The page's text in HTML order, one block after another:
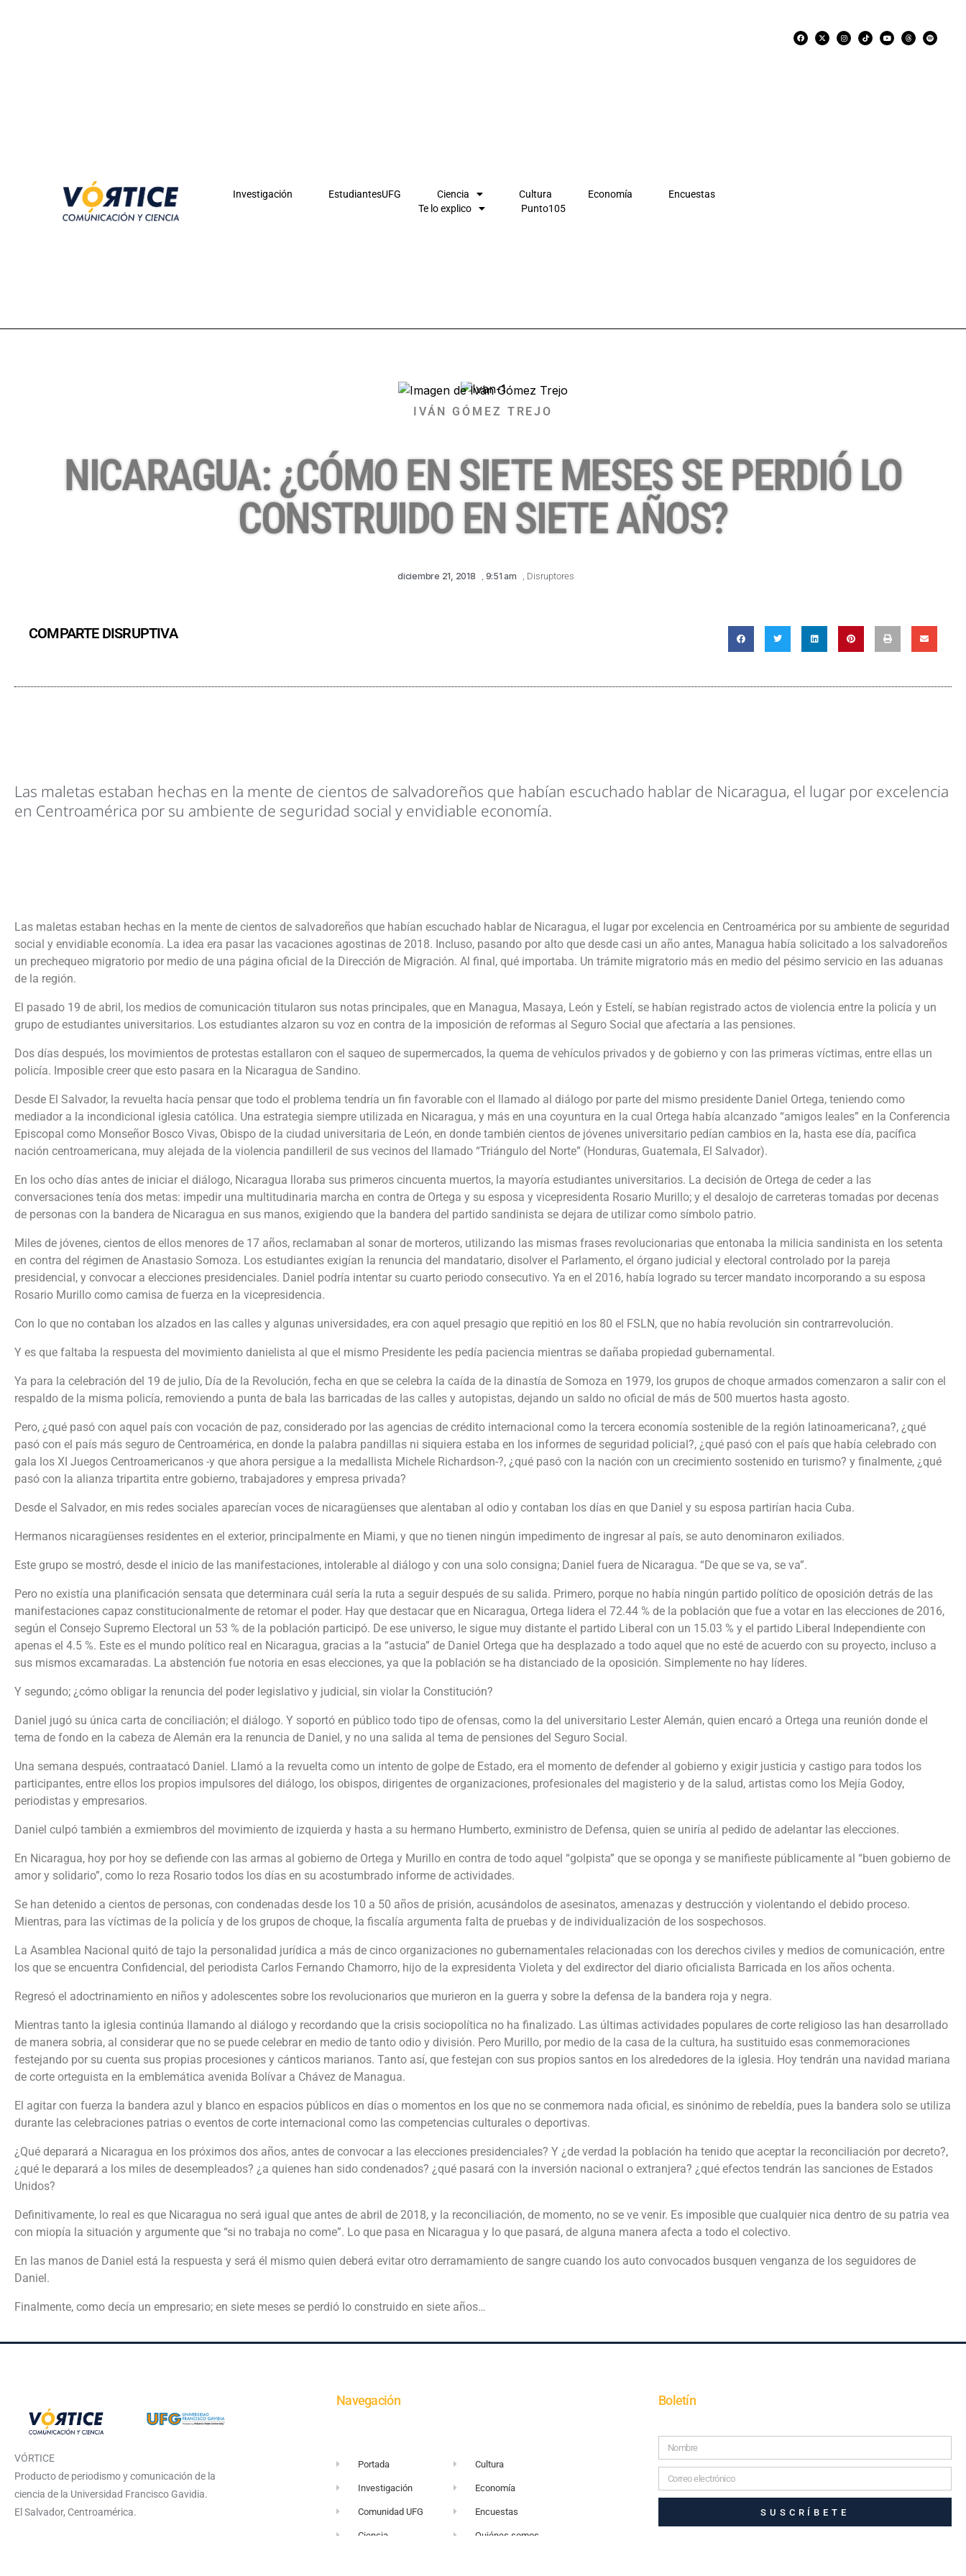
Investigación EstudiantesUFG Ciencia Cultura Economía
Encuestas
Te lo explico
Punto105
IVÁN GÓMEZ TREJO
NICARAGUA: ¿CÓMO EN SIETE MESES SE PERDIÓ LO
CONSTRUIDO EN SIETE AÑOS?
diciembre 21, 2018 , 9:51 am , Disruptores
COMPARTE DISRUPTIVA
Las maletas estaban hechas en la mente de cientos de salvadoreños que habían escuchado hablar de Nicaragua, el lugar por excelencia
en Centroamérica por su ambiente de seguridad social y envidiable economía.
Las maletas estaban hechas en la mente de cientos de salvadoreños que habían escuchado hablar de Nicaragua, el lugar por excelencia en Centroamérica por su ambiente de seguridad
social y envidiable economía. La idea era pasar las vacaciones agostinas de 2018. Incluso, pasando por alto que desde casi un año antes, Managua había solicitado a los salvadoreños
un prechequeo migratorio por medio de una página oficial de la Dirección de Migración. Al final, qué importaba. Un trámite migratorio más en medio del pésimo servicio en las aduanas
de la región.
El pasado 19 de abril, los medios de comunicación titularon sus notas principales, que en Managua, Masaya, León y Estelí, se habían registrado actos de violencia entre la policía y un
grupo de estudiantes universitarios. Los estudiantes alzaron su voz en contra de la imposición de reformas al Seguro Social que afectaría a las pensiones.
Dos días después, los movimientos de protestas estallaron con el saqueo de supermercados, la quema de vehículos privados y de gobierno y con las primeras víctimas, entre ellas un
policía. Imposible creer que esto pasara en la Nicaragua de Sandino.
Desde El Salvador, la revuelta hacía pensar que todo el problema tendría un fin favorable con el llamado al diálogo por parte del mismo presidente Daniel Ortega, teniendo como
mediador a la incondicional iglesia católica. Una estrategia siempre utilizada en Nicaragua, y más en una coyuntura en la cual Ortega había alcanzado “amigos leales” en la Conferencia
Episcopal como Monseñor Bosco Vivas, Obispo de la ciudad universitaria de León, en donde también cientos de jóvenes universitario pedían cambios en la, hasta ese día, pacífica
nación centroamericana, muy alejada de la violencia pandilleril de sus vecinos del llamado “Triángulo del Norte” (Honduras, Guatemala, El Salvador).
En los ocho días antes de iniciar el diálogo, Nicaragua lloraba sus primeros cincuenta muertos, la mayoría estudiantes universitarios. La decisión de Ortega de ceder a las
conversaciones tenía dos metas: impedir una multitudinaria marcha en contra de Ortega y su esposa y vicepresidenta Rosario Murillo; y el desalojo de carreteras tomadas por decenas
de personas con la bandera de Nicaragua en sus manos, exigiendo que la bandera del partido sandinista se dejara de utilizar como símbolo patrio.
Miles de jóvenes, cientos de ellos menores de 17 años, reclamaban al sonar de morteros, utilizando las mismas frases revolucionarias que entonaba la milicia sandinista en los setenta
en contra del régimen de Anastasio Somoza. Los estudiantes exigían la renuncia del mandatario, disolver el Parlamento, el órgano judicial y electoral controlado por la pareja
presidencial, y convocar a elecciones presidenciales. Daniel podría intentar su cuarto periodo consecutivo. Ya en el 2016, había logrado su tercer mandato incorporando a su esposa
Rosario Murillo como camisa de fuerza en la vicepresidencia.
Con lo que no contaban los alzados en las calles y algunas universidades, era con aquel presagio que repitió en los 80 el FSLN, que no había revolución sin contrarrevolución.
Y es que faltaba la respuesta del movimiento danielista al que el mismo Presidente les pedía paciencia mientras se dañaba propiedad gubernamental.
Ya para la celebración del 19 de julio, Día de la Revolución, fecha en que se celebra la caída de la dinastía de Somoza en 1979, los grupos de choque armados comenzaron a salir con el
respaldo de la misma policía, removiendo a punta de bala las barricadas de las calles y autopistas, dejando un saldo no oficial de más de 500 muertos hasta agosto.
Pero, ¿qué pasó con aquel país con vocación de paz, considerado por las agencias de crédito internacional como la tercera economía sostenible de la región latinoamericana?, ¿qué
pasó con el país más seguro de Centroamérica, en donde la palabra pandillas ni siquiera estaba en los informes de seguridad policial?, ¿qué pasó con el país que había celebrado con
gala los XI Juegos Centroamericanos -y que ahora persigue a la medallista Michele Richardson-?, ¿qué pasó con la nación con un crecimiento sostenido en turismo? y finalmente, ¿qué
pasó con la alianza tripartita entre gobierno, trabajadores y empresa privada?
Desde el Salvador, en mis redes sociales aparecían voces de nicaragüenses que alentaban al odio y contaban los días en que Daniel y su esposa partirían hacia Cuba.
Hermanos nicaragüenses residentes en el exterior, principalmente en Miami, y que no tienen ningún impedimento de ingresar al país, se auto denominaron exiliados.
Este grupo se mostró, desde el inicio de las manifestaciones, intolerable al diálogo y con una solo consigna; Daniel fuera de Nicaragua. “De que se va, se va”.
Pero no existía una planificación sensata que determinara cuál sería la ruta a seguir después de su salida. Primero, porque no había ningún partido político de oposición detrás de las
manifestaciones capaz constitucionalmente de retomar el poder. Hay que destacar que en Nicaragua, Ortega lidera el 72.44 % de la población que fue a votar en las elecciones de 2016,
según el Consejo Supremo Electoral un 53 % de la población participó. De ese universo, le sigue muy distante el partido Liberal con un 15.03 % y el partido Liberal Independiente con
apenas el 4.5 %. Este es el mundo político real en Nicaragua, gracias a la “astucia” de Daniel Ortega que ha desplazado a todo aquel que no esté de acuerdo con su proyecto, incluso a
sus mismos excamaradas. La abstención fue notoria en esas elecciones, ya que la población se ha distanciado de la oposición. Simplemente no hay líderes.
Y segundo; ¿cómo obligar la renuncia del poder legislativo y judicial, sin violar la Constitución?
Daniel jugó su única carta de conciliación; el diálogo. Y soportó en público todo tipo de ofensas, como la del universitario Lester Alemán, quien encaró a Ortega una reunión donde el
tema de fondo en la cabeza de Alemán era la renuncia de Daniel, y no una salida al tema de pensiones del Seguro Social.
Una semana después, contraatacó Daniel. Llamó a la revuelta como un intento de golpe de Estado, era el momento de defender al gobierno y exigir justicia y castigo para todos los
participantes, entre ellos los propios impulsores del diálogo, los obispos, dirigentes de organizaciones, profesionales del magisterio y de la salud, artistas como los Mejía Godoy,
periodistas y empresarios.
Daniel culpó también a exmiembros del movimiento de izquierda y hasta a su hermano Humberto, exministro de Defensa, quien se uniría al pedido de adelantar las elecciones.
En Nicaragua, hoy por hoy se defiende con las armas al gobierno de Ortega y Murillo en contra de todo aquel “golpista” que se oponga y se manifieste públicamente al “buen gobierno de
amor y solidario”, como lo reza Rosario todos los días en su acostumbrado informe de actividades.
Se han detenido a cientos de personas, con condenadas desde los 10 a 50 años de prisión, acusándolos de asesinatos, amenazas y destrucción y violentando el debido proceso.
Mientras, para las víctimas de la policía y de los grupos de choque, la fiscalía argumenta falta de pruebas y de individualización de los sospechosos.
La Asamblea Nacional quitó de tajo la personalidad jurídica a más de cinco organizaciones no gubernamentales relacionadas con los derechos civiles y medios de comunicación, entre
los que se encuentra Confidencial, del periodista Carlos Fernando Chamorro, hijo de la expresidenta Violeta y del exdirector del diario oficialista Barricada en los años ochenta.
Regresó el adoctrinamiento en niños y adolescentes sobre los revolucionarios que murieron en la guerra y sobre la defensa de la bandera roja y negra.
Mientras tanto la iglesia continúa llamando al diálogo y recordando que la crisis sociopolítica no ha finalizado. Las últimas actividades populares de corte religioso las han desarrollado
de manera sobria, al considerar que no se puede celebrar en medio de tanto odio y división. Pero Murillo, por medio de la casa de la cultura, ha sustituido esas conmemoraciones
festejando por su cuenta sus propias procesiones y cánticos marianos. Tanto así, que festejan con sus propios santos en los alrededores de la iglesia. Hoy tendrán una navidad mariana
de corte orteguista en la emblemática avenida Bolívar a Chávez de Managua.
El agitar con fuerza la bandera azul y blanco en espacios públicos en días o momentos en los que no se conmemora nada oficial, es sinónimo de rebeldía, pues la bandera solo se utiliza
durante las celebraciones patrias o eventos de corte internacional como las competencias culturales o deportivas.
¿Qué deparará a Nicaragua en los próximos dos años, antes de convocar a las elecciones presidenciales? Y ¿de verdad la población ha tenido que aceptar la reconciliación por decreto?,
¿qué le deparará a los miles de desempleados? ¿a quienes han sido condenados? ¿qué pasará con la inversión nacional o extranjera? ¿qué efectos tendrán las sanciones de Estados
Unidos?
Definitivamente, lo real es que Nicaragua no será igual que antes de abril de 2018, y la reconciliación, de momento, no se ve venir. Es imposible que cualquier nica dentro de su patria vea
con miopía la situación y argumente que “si no trabaja no come”. Lo que pasa en Nicaragua y lo que pasará, de alguna manera afecta a todo el colectivo.
En las manos de Daniel está la respuesta y será él mismo quien deberá evitar otro derramamiento de sangre cuando los auto convocados busquen venganza de los seguidores de
Daniel.
Finalmente, como decía un empresario; en siete meses se perdió lo construido en siete años…
VÓRTICE
Producto de periodismo y comunicación de la
ciencia de la Universidad Francisco Gavidia.
El Salvador, Centroamérica.
Navegación
Portada
Investigación
Comunidad UFG
Ciencia
Cultura
Economía
Encuestas
Quiénes somos
Boletín
SUSCRÍBETE